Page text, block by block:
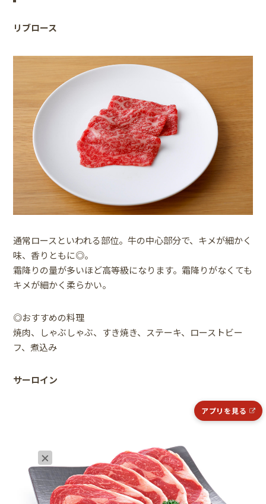
リブロース
通常ロースといわれる部位。牛の中心部分で、キメが細かく
味、香りともに◎。
霜降りの量が多いほど高等級になります。霜降りがなくても
キメが細かく柔らかい。
◎おすすめの料理
焼肉、しゃぶしゃぶ、すき焼き、ステーキ、ローストビー
フ、煮込み
サーロイン
アプリを見る